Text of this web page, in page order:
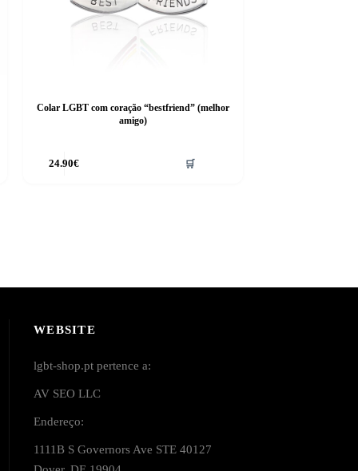
Colar LGBT com coração “bestfriend” (melhor
amigo)
24.90€ 🛒
WEBSITE
lgbt-shop.pt pertence a:
AV SEO LLC
Endereço:
1111B S Governors Ave STE 40127